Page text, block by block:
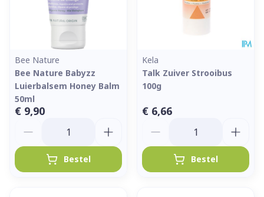
Bee Nature
Bee Nature Babyzz
Luierbalsem Honey Balm
50ml
€ 9,90
Bestel
Kela
Talk Zuiver Strooibus
100g
€ 6,66
Bestel